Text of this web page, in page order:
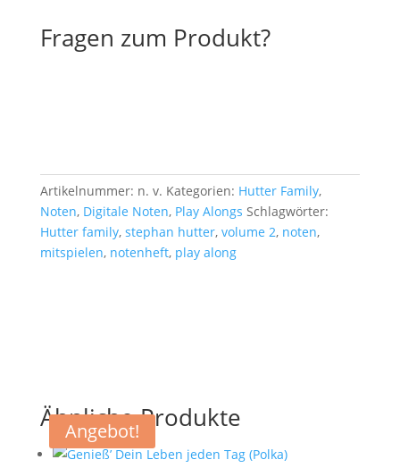
Fragen zum Produkt?
Artikelnummer: n. v. Kategorien: Hutter Family,
Noten, Digitale Noten, Play Alongs Schlagwörter:
Hutter family, stephan hutter, volume 2, noten,
mitspielen, notenheft, play along
Ähnliche Produkte
Angebot!